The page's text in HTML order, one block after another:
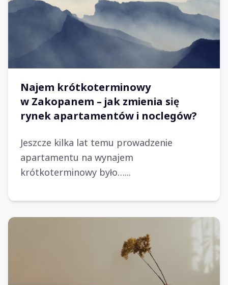
Najem krótkoterminowy
w Zakopanem – jak zmienia się
rynek apartamentów i noclegów?
Jeszcze kilka lat temu prowadzenie
apartamentu na wynajem
krótkoterminowy było…...